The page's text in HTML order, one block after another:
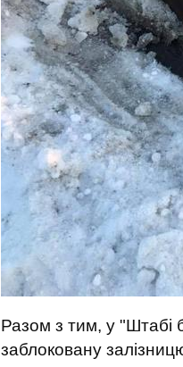
Разом з тим, у "Штабі
заблоковану